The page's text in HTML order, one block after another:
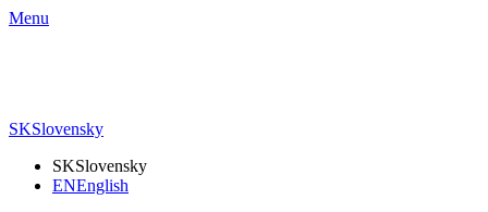
Menu
SKSlovensky
SKSlovensky
ENEnglish